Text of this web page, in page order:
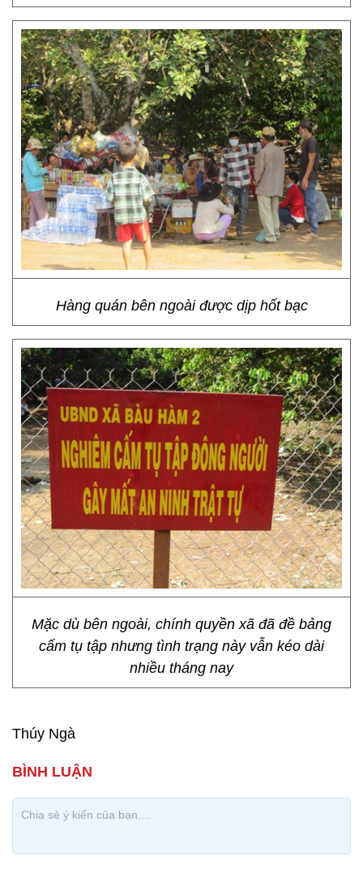
Hàng quán bên ngoài được dịp hốt bạc
Mặc dù bên ngoài, chính quyền xã đã đề bảng
cấm tụ tập nhưng tình trạng này vẫn kéo dài
nhiều tháng nay
Thúy Ngà